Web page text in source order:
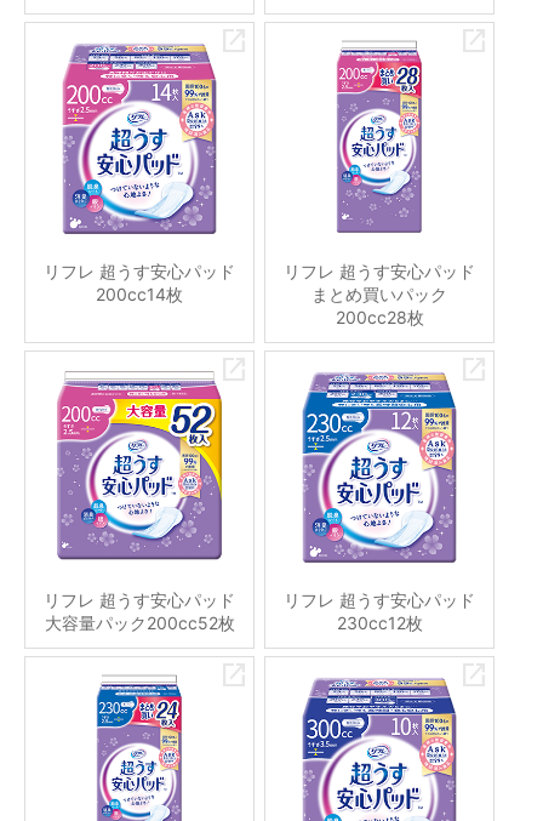
リフレ 超うす安心パッド
200cc14枚
リフレ 超うす安心パッド
まとめ買いパック
200cc28枚
リフレ 超うす安心パッド
大容量パック200cc52枚
リフレ 超うす安心パッド
230cc12枚